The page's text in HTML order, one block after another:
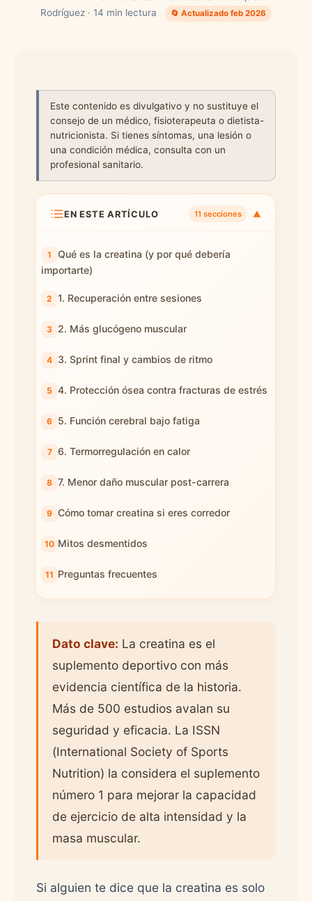
Rodríguez · 14 min lectura
🔄 Actualizado feb 2026
Este contenido es divulgativo y no sustituye el
consejo de un médico, fisioterapeuta o dietista-
nutricionista. Si tienes síntomas, una lesión o
una condición médica, consulta con un
profesional sanitario.
EN ESTE ARTÍCULO 11 secciones ▼
Qué es la creatina (y por qué debería
importarte)
1. Recuperación entre sesiones
2. Más glucógeno muscular
3. Sprint final y cambios de ritmo
4. Protección ósea contra fracturas de estrés
5. Función cerebral bajo fatiga
6. Termorregulación en calor
7. Menor daño muscular post-carrera
Cómo tomar creatina si eres corredor
Mitos desmentidos
Preguntas frecuentes
Dato clave: La creatina es el
suplemento deportivo con más
evidencia científica de la historia.
Más de 500 estudios avalan su
seguridad y eficacia. La ISSN
(International Society of Sports
Nutrition) la considera el suplemento
número 1 para mejorar la capacidad
de ejercicio de alta intensidad y la
masa muscular.
Si alguien te dice que la creatina es solo